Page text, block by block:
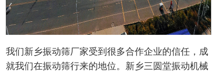
我们新乡振动筛厂家受到很多合作企业的信任，成
就我们在振动筛行来的地位。新乡三圆堂振动机械